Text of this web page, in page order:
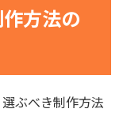
方法の
ぶべき制作方法